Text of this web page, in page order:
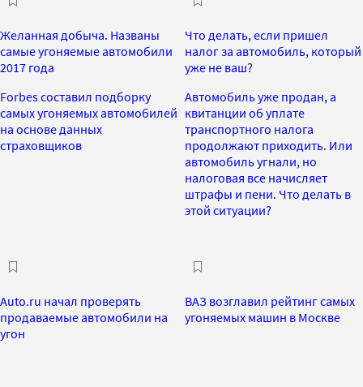
Желанная добыча. Названы
самые угоняемые автомобили
2017 года
Forbes составил подборку
самых угоняемых автомобилей
на основе данных
страховщиков
Что делать, если пришел
налог за автомобиль, который
уже не ваш?
Автомобиль уже продан, а
квитанции об уплате
транспортного налога
продолжают приходить. Или
автомобиль угнали, но
налоговая все начисляет
штрафы и пени. Что делать в
этой ситуации?
Auto.ru начал проверять
продаваемые автомобили на
угон
ВАЗ возглавил рейтинг самых
угоняемых машин в Москве